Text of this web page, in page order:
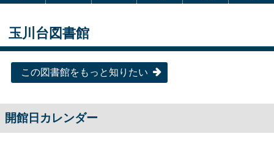
玉川台図書館
この図書館をもっと知りたい
開館日カレンダー